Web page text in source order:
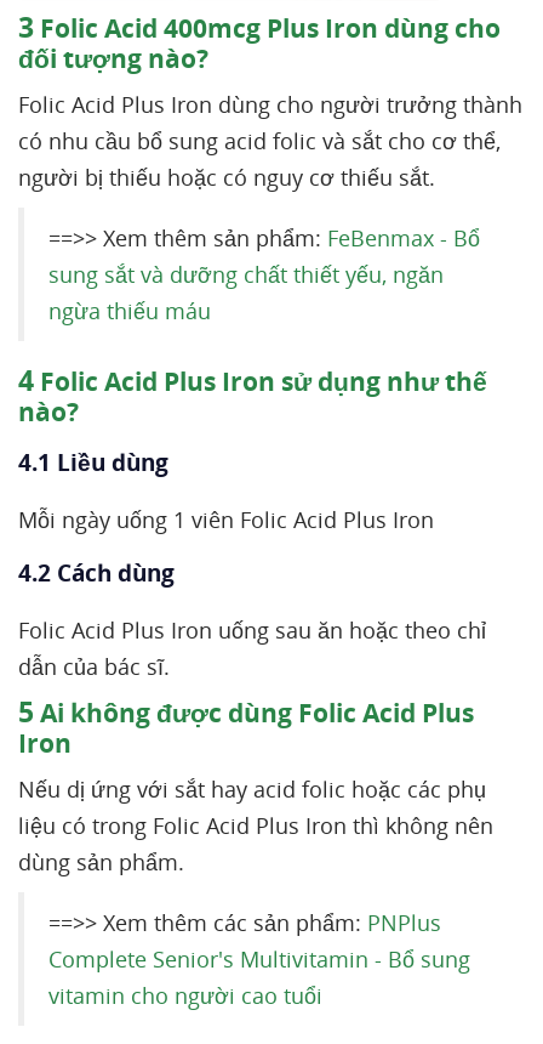
3 Folic Acid 400mcg Plus Iron dùng cho
đối tượng nào?
Folic Acid Plus Iron dùng cho người trưởng thành
có nhu cầu bổ sung acid folic và sắt cho cơ thể,
người bị thiếu hoặc có nguy cơ thiếu sắt.
==>> Xem thêm sản phẩm: FeBenmax - Bổ
sung sắt và dưỡng chất thiết yếu, ngăn
ngừa thiếu máu
4 Folic Acid Plus Iron sử dụng như thế
nào?
4.1 Liều dùng
Mỗi ngày uống 1 viên Folic Acid Plus Iron
4.2 Cách dùng
Folic Acid Plus Iron uống sau ăn hoặc theo chỉ
dẫn của bác sĩ.
5 Ai không được dùng Folic Acid Plus
Iron
Nếu dị ứng với sắt hay acid folic hoặc các phụ
liệu có trong Folic Acid Plus Iron thì không nên
dùng sản phẩm.
==>> Xem thêm các sản phẩm: PNPlus
Complete Senior's Multivitamin - Bổ sung
vitamin cho người cao tuổi